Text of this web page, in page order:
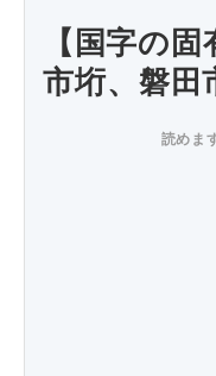
【国字の
市垳、磐田
読めま